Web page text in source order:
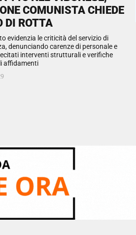
COMUNISTA CHIEDE
DI ROTTA
evidenzia le criticità del servizio di
denunciando carenze di personale e
interventi strutturali e verifiche
affidamenti